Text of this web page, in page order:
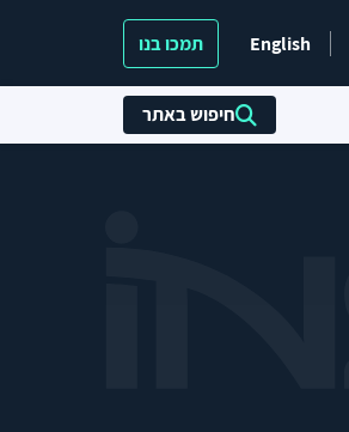
English תמכו בנו
חיפוש באתר